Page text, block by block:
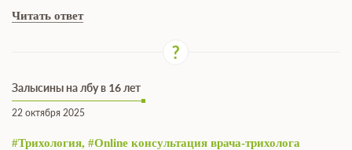
Читать ответ
Залысины на лбу в 16 лет
22 октября 2025
#Трихология, #Online консультация врача-трихолога